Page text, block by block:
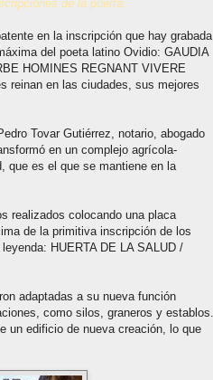
de la puerta.
en la inscripción que hay grabada
del poeta latino Ovidio: GAUDIA
HOMINES REGNANT VIVERE
reinan en las ciudades, sus mejores
Tovar Gutiérrez, notario, abogado
en un complejo agrícola-
que es el que se mantiene en la
realizados colocando una placa
de la primitiva inscripción de los
HUERTA DE LA SALUD /
adaptadas a su nueva función
como silos, graneros y establos.
un edificio de nueva creación, lo que